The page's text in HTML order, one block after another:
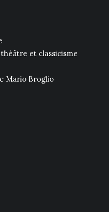
et classicisme
Mario Broglio